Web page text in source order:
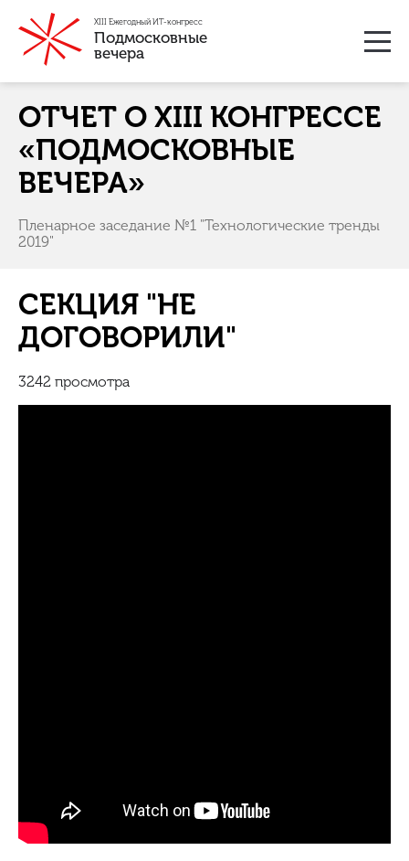
XIII Ежегодный ИТ-конгресс
Подмосковные
вечера
ОТЧЕТ О XIII КОНГРЕССЕ
«ПОДМОСКОВНЫЕ
ВЕЧЕРА»
Пленарное заседание №1 "Технологические тренды
2019"
СЕКЦИЯ "НЕ
ДОГОВОРИЛИ"
3242 просмотра